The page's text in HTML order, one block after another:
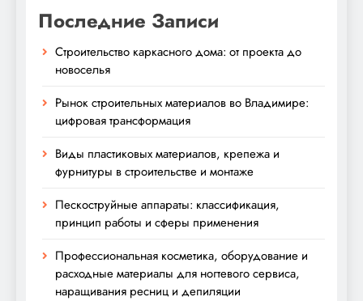
Последние Записи
Строительство каркасного дома: от проекта до
новоселья
Рынок строительных материалов во Владимире:
цифровая трансформация
Виды пластиковых материалов, крепежа и
фурнитуры в строительстве и монтаже
Пескоструйные аппараты: классификация,
принцип работы и сферы применения
Профессиональная косметика, оборудование и
расходные материалы для ногтевого сервиса,
наращивания ресниц и депиляции